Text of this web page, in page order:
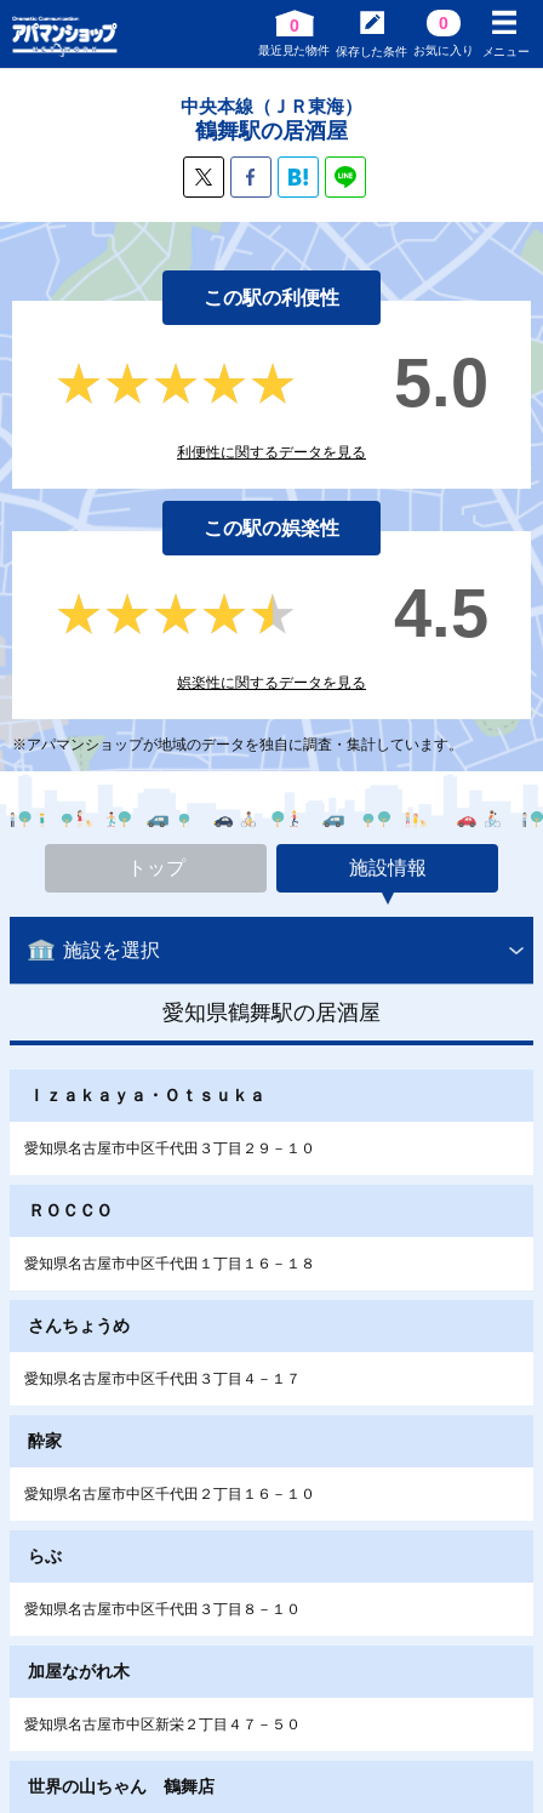
0
最近見た物件 保存した条件
0
お気に入り メニュー
中央本線（ＪＲ東海）
鶴舞駅の居酒屋
この駅の利便性
★★★★★
★★★★★ 5.0
利便性に関するデータを見る
この駅の娯楽性
★★★★★
★★★★★ 4.5
娯楽性に関するデータを見る
※アパマンショップが地域のデータを独自に調査・集計しています。
トップ 施設情報
施設を選択
愛知県鶴舞駅の居酒屋
Ｉｚａｋａｙａ・Ｏｔｓｕｋａ
愛知県名古屋市中区千代田３丁目２９－１０
ＲＯＣＣＯ
愛知県名古屋市中区千代田１丁目１６－１８
さんちょうめ
愛知県名古屋市中区千代田３丁目４－１７
酔家
愛知県名古屋市中区千代田２丁目１６－１０
らぶ
愛知県名古屋市中区千代田３丁目８－１０
加屋ながれ木
愛知県名古屋市中区新栄２丁目４７－５０
世界の山ちゃん 鶴舞店